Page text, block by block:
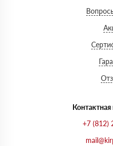
+7 (812)